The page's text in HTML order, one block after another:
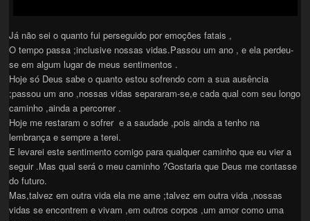
Já não sei o quanto fui perseguido por emoções fatais ,
O tempo passa ;inclusive nossas vidas.Passou um ano , e ela perdeu-
se em algum lugar de meus sentimentos .
Hoje só Deus sabe o quanto estou sofrendo com a sua ausência
;passou um ano ,nossas vidas separaram-se,e cada qual com seu longo
caminho ,ainda a percorrer .
Hoje me restaram o sofrer e a saudade ,pois ainda a tenho na
lembrança e sempre a terei.
E levarei este sentimento comigo para qualquer caminho que eu vier a
seguir .Mas qual será o meu caminho ?Gostaria que Deus me contasse
do futuro.
Mas,talvez em outra vida ela me ame ;talvez em outra vida ,nossas
vidas se encontrem e vivam ,em outros corpos ,um amor como uma